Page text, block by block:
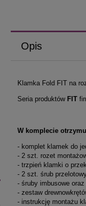
Opis
Klamka Fold FIT na
Seria produktów FIT
W komplecie
- komplet klamek do
- 2 szt. rozet
- trzpień klamki o
- 2 szt. śrub
- śruby imbusowe
- zestaw
- instrukcję montażu